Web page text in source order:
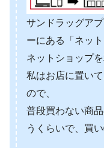
サンドラッグア
ーにある「ネッ
ネットショップ
私はお店に置い
ので、
普段買わない商
うくらいで、買